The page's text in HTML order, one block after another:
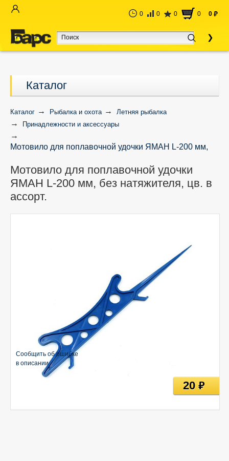
0 0 0 0 0 руб
Каталог
Каталог Рыбалка и охота
Летняя рыбалка
Принадлежности и аксессуары
Мотовило для поплавочной удочки ЯМАН L-200 мм,
Мотовило для поплавочной удочки
ЯМАН L-200 мм, без натяжителя, цв. в
ассорт.
Сообщить об ошибке
в описании
20руб